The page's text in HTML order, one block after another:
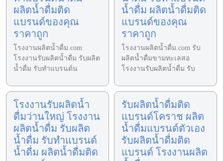
ผลิตน้ำดื่มติด
แบรนด์ของคุณ
ราคาถูก
โรงงานผลิตน้ำดื่ม.com
โรงงานรับผลิตน้ำดื่ม รับผลิต
น้ำดื่ม รับทำแบรนด์น
น้ำดื่ม ผลิตน้ำดื่มติด
แบรนด์ของคุณ
ราคาถูก
โรงงานผลิตน้ำดื่ม.com รับ
ผลิตน้ำดื่มขามทะเลสอ
โรงงานรับผลิตน้ำดื่ม รับ
โรงงานรับผลิตน้ำ
ดื่มว่านใหญ่ โรงงาน
ผลิตน้ำดื่ม รับผลิต
น้ำดื่ม รับทำแบรนด์
น้ำดื่ม ผลิตน้ำดื่มติด
รับผลิตน้ำดื่มติด
แบรนด์โคราช ผลิต
น้ำดื่มแบรนด์ตัวเอง
รับผลิตน้ำดื่มติด
แบรนด์ โรงงานผลิต